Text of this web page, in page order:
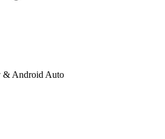
& Android Auto